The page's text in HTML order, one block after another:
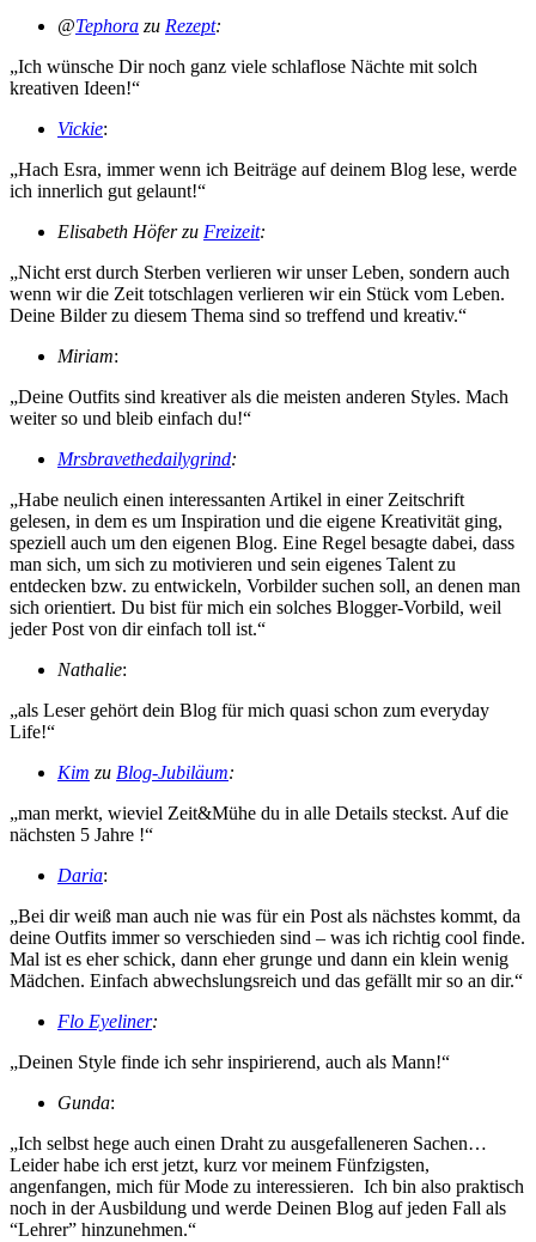
@Tephora zu Rezept:
„Ich wünsche Dir noch ganz viele schlaflose Nächte mit solch
kreativen Ideen!“
Vickie:
„Hach Esra, immer wenn ich Beiträge auf deinem Blog lese, werde
ich innerlich gut gelaunt!“
Elisabeth Höfer zu Freizeit:
„Nicht erst durch Sterben verlieren wir unser Leben, sondern auch
wenn wir die Zeit totschlagen verlieren wir ein Stück vom Leben.
Deine Bilder zu diesem Thema sind so treffend und kreativ.“
Miriam:
„Deine Outfits sind kreativer als die meisten anderen Styles. Mach
weiter so und bleib einfach du!“
Mrsbravethedailygrind:
„Habe neulich einen interessanten Artikel in einer Zeitschrift
gelesen, in dem es um Inspiration und die eigene Kreativität ging,
speziell auch um den eigenen Blog. Eine Regel besagte dabei, dass
man sich, um sich zu motivieren und sein eigenes Talent zu
entdecken bzw. zu entwickeln, Vorbilder suchen soll, an denen man
sich orientiert. Du bist für mich ein solches Blogger-Vorbild, weil
jeder Post von dir einfach toll ist.“
Nathalie:
„als Leser gehört dein Blog für mich quasi schon zum everyday
Life!“
Kim zu Blog-Jubiläum:
„man merkt, wieviel Zeit&Mühe du in alle Details steckst. Auf die
nächsten 5 Jahre !“
Daria:
„Bei dir weiß man auch nie was für ein Post als nächstes kommt, da
deine Outfits immer so verschieden sind – was ich richtig cool finde.
Mal ist es eher schick, dann eher grunge und dann ein klein wenig
Mädchen. Einfach abwechslungsreich und das gefällt mir so an dir.“
Flo Eyeliner:
„Deinen Style finde ich sehr inspirierend, auch als Mann!“
Gunda:
„Ich selbst hege auch einen Draht zu ausgefalleneren Sachen…
Leider habe ich erst jetzt, kurz vor meinem Fünfzigsten,
angenfangen, mich für Mode zu interessieren. Ich bin also praktisch
noch in der Ausbildung und werde Deinen Blog auf jeden Fall als
“Lehrer” hinzunehmen.“